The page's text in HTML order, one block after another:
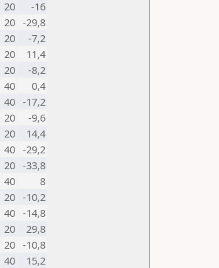
20
-16
20 -29,8
20
-7,2
20
11,4
20
-8,2
40
0,4
40 -17,2
20
-9,6
20
14,4
40 -29,2
20 -33,8
40
8
20 -10,2
40 -14,8
20
29,8
20 -10,8
40
15,2